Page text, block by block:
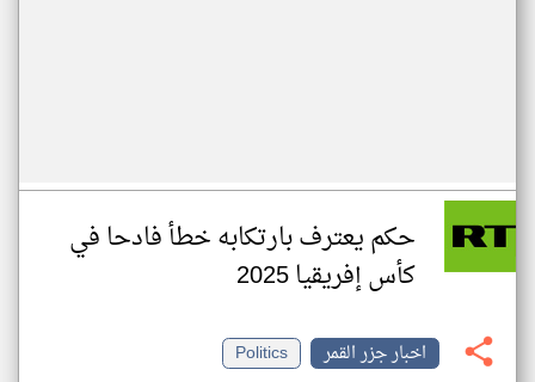
حكم يعترف بارتكابه خطأ فادحا في
كأس إفريقيا 2025
اخبار جزر القمر
Politics